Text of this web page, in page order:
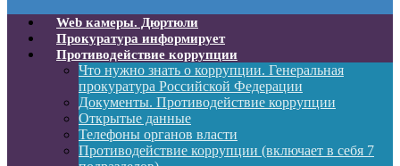
Web камеры. Дюртюли
Прокуратура информирует
Противодействие коррупции
Что нужно знать о коррупции. Генеральная
прокуратура Российской Федерации
Документы. Противодействие коррупции
Открытые данные
Телефоны органов власти
Противодействие коррупции (включает в себя 7